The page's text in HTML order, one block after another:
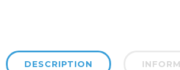
DESCRIPTION